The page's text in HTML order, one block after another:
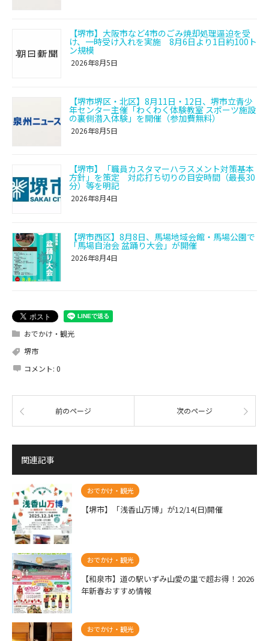
【堺市】大阪市など4市のごみ焼却処理逼迫を受
け、一時受け入れを実施 8月6日より1日約100ト
ン規模
2026年8月5日
【堺市堺区・北区】8月11日・12日、堺市立青少
年センター主催「わくわく体験教室 スポーツ施設
の裏側潜入体験」を開催（参加費無料）
2026年8月5日
【堺市】「職員カスタマーハラスメント対策基本
方針」を策定 対応打ち切りの目安時間（最長30
分）等を明記
2026年8月4日
【堺市西区】8月8日、馬場地域会館・馬場公園で
「馬場自治会 盆踊り大会」が開催
2026年8月4日
おでかけ・観光
堺市
コメント: 0
前のページ 次のページ
関連記事
おでかけ・観光
【堺市】「浅香山万博」が12/14(日)開催
おでかけ・観光
【和泉市】道の駅いずみ山愛の里で超お得！2026
年新春おすすめ情報
おでかけ・観光